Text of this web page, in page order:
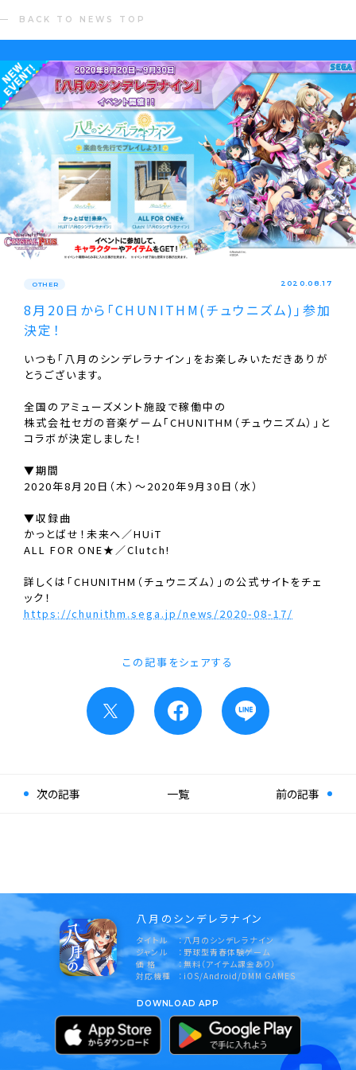
BACK TO NEWS TOP
OTHER 2020.08.17
8月20日から｢CHUNITHM(チュウニズム)｣参加
決定！
いつも「八月のシンデレラナイン」をお楽しみいただきありが
とうございます。
全国のアミューズメント施設で稼働中の
株式会社セガの音楽ゲーム「CHUNITHM（チュウニズム）」と
コラボが決定しました！
▼期間
2020年8月20日（木）～2020年9月30日（水）
▼収録曲
かっとばせ！未来へ／HUiT
ALL FOR ONE★／Clutch!
詳しくは「CHUNITHM（チュウニズム）」の公式サイトをチェ
ック！
https://chunithm.sega.jp/news/2020-08-17/
この記事をシェアする
次の記事 前の記事
一覧
八月のシンデレラナイン
タイトル
八月のシンデレラナイン
ジャンル
野球型青春体験ゲーム
価 格
無料（アイテム課金あり）
対応機種
iOS/Android/DMM GAMES
DOWNLOAD APP